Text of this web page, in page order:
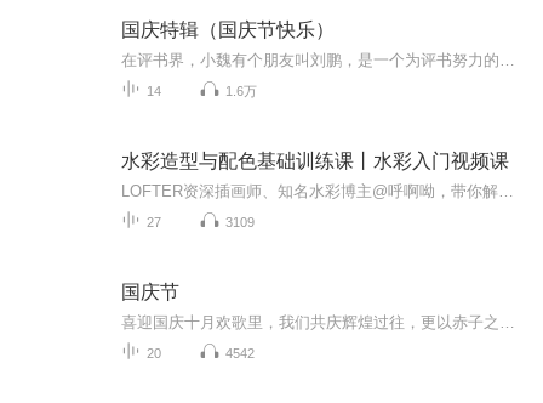
国庆特辑（国庆节快乐）
14 1.6万
水彩造型与配色基础训练课丨水彩入门视频课
27 3109
国庆节
20 4542